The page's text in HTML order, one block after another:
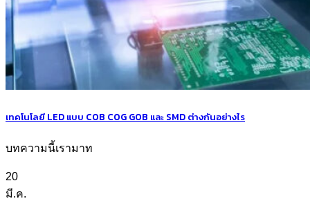
เทคโนโลยี LED แบบ COB COG GOB และ SMD ต่างกันอย่างไร
บทความนี้เรามาท
20
มี.ค.